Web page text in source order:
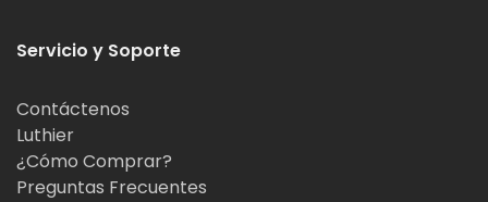
Servicio y Soporte
Contáctenos
Luthier
¿Cómo Comprar?
Preguntas Frecuentes